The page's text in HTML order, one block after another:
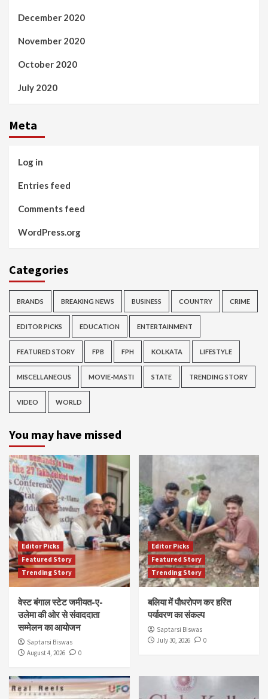
December 2020
November 2020
October 2020
July 2020
Meta
Log in
Entries feed
Comments feed
WordPress.org
Categories
BRANDS BREAKING NEWS BUSINESS COUNTRY CRIME
EDITOR PICKS EDUCATION ENTERTAINMENT
FEATURED STORY FPB FPH KOLKATA LIFESTYLE
MISCELLANEOUS MOVIE-MASTI STATE TRENDING STORY
VIDEO WORLD
You may have missed
Editor Picks
Featured Story
Trending Story
वेस्ट बंगाल स्टेट जमीयत-ए-
उलेमा की ओर से संवाददाता
सम्मेलन का आयोजन
Saptarsi Biswas
August 4, 2026
0
Editor Picks
Featured Story
Trending Story
बलिया में पौधरोपण कर हरित
पर्यावरण का संकल्प
Saptarsi Biswas
July 30, 2026
0